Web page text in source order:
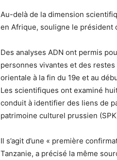
Au-delà de la dimension
en Afrique, souligne le président
Des analyses ADN ont permis
personnes vivantes et des restes
orientale à la fin du 19e et au
Les scientifiques ont examiné
conduit à identifier des liens de
patrimoine culturel prussien
Il s’agit d’une « première
Tanzanie, a précisé la même